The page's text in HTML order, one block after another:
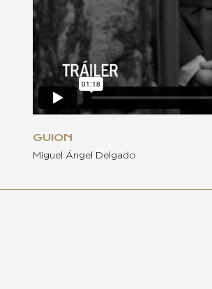
GUION
Miguel Ángel Delgado